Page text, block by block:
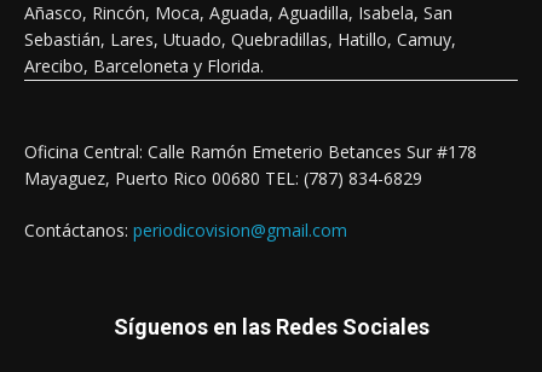
Añasco, Rincón, Moca, Aguada, Aguadilla, Isabela, San
Sebastián, Lares, Utuado, Quebradillas, Hatillo, Camuy,
Arecibo, Barceloneta y Florida.
Oficina Central: Calle Ramón Emeterio Betances Sur #178
Mayaguez, Puerto Rico 00680 TEL: (787) 834-6829
Contáctanos: periodicovision@gmail.com
Síguenos en las Redes Sociales